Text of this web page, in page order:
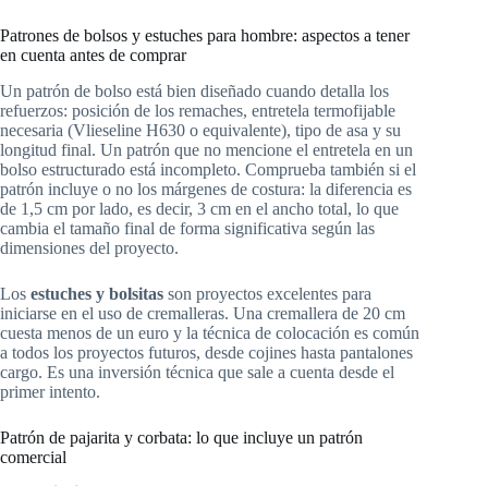
Patrones de bolsos y estuches para hombre: aspectos a tener
en cuenta antes de comprar
Un patrón de bolso está bien diseñado cuando detalla los
refuerzos: posición de los remaches, entretela termofijable
necesaria (Vlieseline H630 o equivalente), tipo de asa y su
longitud final. Un patrón que no mencione el entretela en un
bolso estructurado está incompleto. Comprueba también si el
patrón incluye o no los márgenes de costura: la diferencia es
de 1,5 cm por lado, es decir, 3 cm en el ancho total, lo que
cambia el tamaño final de forma significativa según las
dimensiones del proyecto.
Los estuches y bolsitas son proyectos excelentes para
iniciarse en el uso de cremalleras. Una cremallera de 20 cm
cuesta menos de un euro y la técnica de colocación es común
a todos los proyectos futuros, desde cojines hasta pantalones
cargo. Es una inversión técnica que sale a cuenta desde el
primer intento.
Patrón de pajarita y corbata: lo que incluye un patrón
comercial